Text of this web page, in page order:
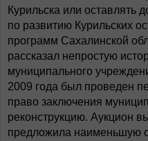
Курильска или оставлять
по развитию Курильских
программ Сахалинской
рассказал непростую
муниципального
2009 года был проведен
право заключения
реконструкцию. Аукцион
предложила наименьшую